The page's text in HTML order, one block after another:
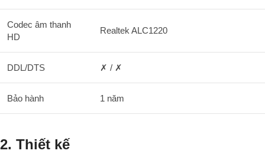
Codec âm thanh
HD
Realtek ALC1220
DDL/DTS ✗ / ✗
Bảo hành 1 năm
2. Thiết kế